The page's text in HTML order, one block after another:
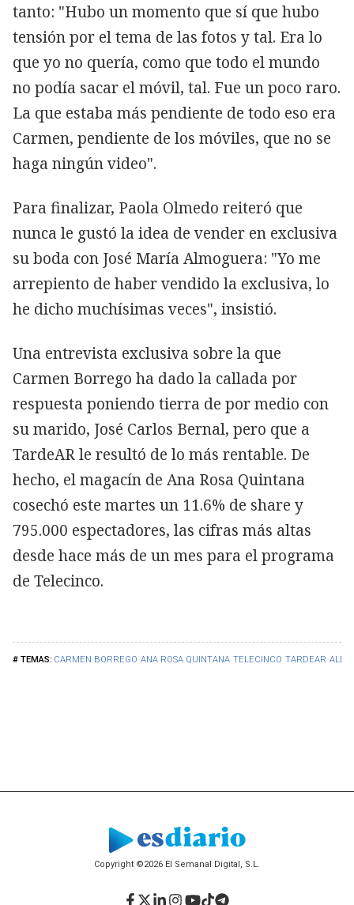
CARMEN BORREGO ANA ROSA QUINTANA TELECINCO TARDEAR
tanto: "Hubo un momento que sí que hubo
tensión por el tema de las fotos y tal. Era lo
que yo no quería, como que todo el mundo
no podía sacar el móvil, tal. Fue un poco raro.
La que estaba más pendiente de todo eso era
Carmen, pendiente de los móviles, que no se
haga ningún video".
Para finalizar, Paola Olmedo reiteró que
nunca le gustó la idea de vender en exclusiva
su boda con José María Almoguera: "Yo me
arrepiento de haber vendido la exclusiva, lo
he dicho muchísimas veces", insistió.
Una entrevista exclusiva sobre la que
Carmen Borrego ha dado la callada por
respuesta poniendo tierra de por medio con
su marido, José Carlos Bernal, pero que a
TardeAR le resultó de lo más rentable. De
hecho, el magacín de Ana Rosa Quintana
cosechó este martes un 11.6% de share y
795.000 espectadores, las cifras más altas
desde hace más de un mes para el programa
de Telecinco.
Copyright ©2026 El Semanal Digital, S.L.
Facebook
Twitter
LinkedIn
Instagram
YouTube
TikTok
Telegram